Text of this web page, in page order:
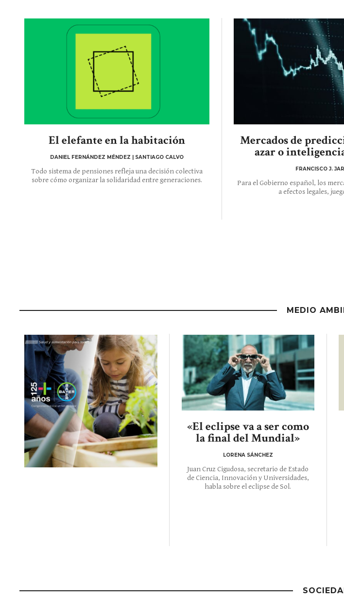
El elefante en la habitación
DANIEL FERNÁNDEZ MÉNDEZ | SANTIAGO CALVO
Todo sistema de pensiones refleja una decisión colectiva
sobre cómo organizar la solidaridad entre generaciones.
Mercados de
azar o
FRANCISCO J.
Para el Gobierno español, los
a efectos legales,
MEDIO
«El eclipse va a ser como
la final del Mundial»
LORENA SÁNCHEZ
Juan Cruz Cigudosa, secretario de Estado
de Ciencia, Innovación y Universidades,
habla sobre el eclipse de Sol.